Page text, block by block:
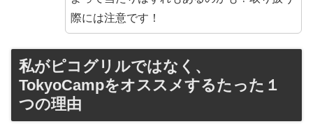
際には注意です！
私がピコグリルではなく、
TokyoCampをオススメするたった１
つの理由